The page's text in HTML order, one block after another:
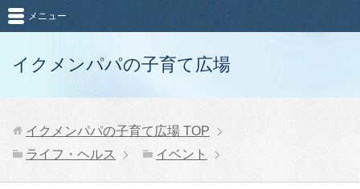
イクメンパパの子育て広場
メニュー
イクメンパパの子育て広場 TOP
ライフ・ヘルス
イベント